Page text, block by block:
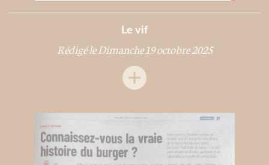
Le vif
Rédigé le Dimanche 19 octobre 2025